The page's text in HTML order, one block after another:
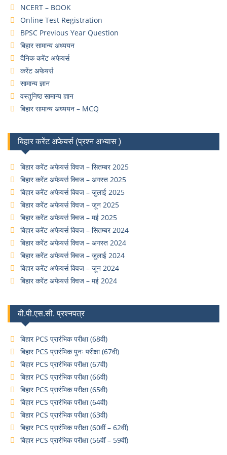
NCERT – BOOK
Online Test Registration
BPSC Previous Year Question
बिहार सामान्य अध्ययन
दैनिक करेंट अफेयर्स
करेंट अफेयर्स
सामान्य ज्ञान
वस्तुनिष्ठ सामान्य ज्ञान
बिहार सामान्य अध्ययन – MCQ
बिहार करेंट अफेयर्स (प्रश्न अभ्यास )
बिहार करेंट अफेयर्स क्विज – सितम्बर 2025
बिहार करेंट अफेयर्स क्विज – अगस्त 2025
बिहार करेंट अफेयर्स क्विज – जुलाई 2025
बिहार करेंट अफेयर्स क्विज – जून 2025
बिहार करेंट अफेयर्स क्विज – मई 2025
बिहार करेंट अफेयर्स क्विज – सितम्बर 2024
बिहार करेंट अफेयर्स क्विज – अगस्त 2024
बिहार करेंट अफेयर्स क्विज – जुलाई 2024
बिहार करेंट अफेयर्स क्विज – जून 2024
बिहार करेंट अफेयर्स क्विज – मई 2024
बी.पी.एस.सी. प्रश्नपत्र
बिहार PCS प्रारंभिक परीक्षा (68वी)
बिहार PCS प्रारंभिक पुनः परीक्षा (67वी)
बिहार PCS प्रारंभिक परीक्षा (67वी)
बिहार PCS प्रारंभिक परीक्षा (66वी)
बिहार PCS प्रारंभिक परीक्षा (65वी)
बिहार PCS प्रारंभिक परीक्षा (64वी)
बिहार PCS प्रारंभिक परीक्षा (63वी)
बिहार PCS प्रारंभिक परीक्षा (60वीं – 62वीं)
बिहार PCS प्रारंभिक परीक्षा (56वीं – 59वीं)